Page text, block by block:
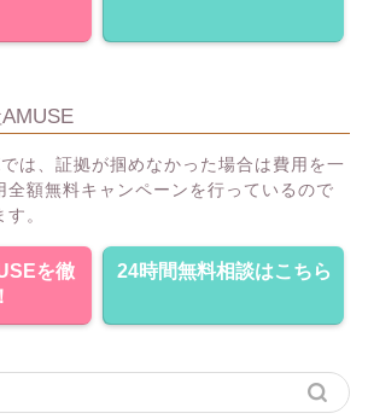
は、証拠が掴めなかった場合は費用を一
全額無料キャンペーンを行っているので
。
を徹
24時間無料相談はこちら